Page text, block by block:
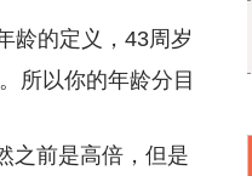
龄的定义，43周岁
所以你的年龄分目
之前是高倍，但是